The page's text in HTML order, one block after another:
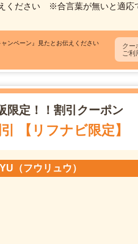
ください ※合言葉が無いと適応
ンペーン』見たとお伝えください
クー
ご利
限定！！割引クーポン
【リフナビ限定】
（フウリュウ）